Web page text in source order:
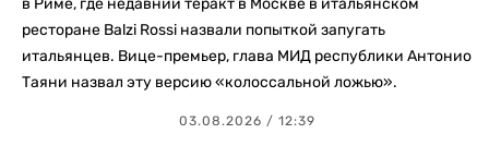
в Риме, где недавний теракт в Москве в итальянском
ресторане Balzi Rossi назвали попыткой запугать
итальянцев. Вице-премьер, глава МИД республики Антонио
Таяни назвал эту версию «колоссальной ложью».
03.08.2026 / 12:39